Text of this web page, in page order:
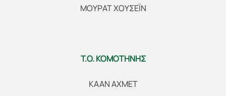
ΜΟΥΡΑΤ ΧΟΥΣΕΪΝ
Τ.Ο. ΚΟΜΟΤΗΝΗΣ
ΚΑΑΝ ΑΧΜΕΤ